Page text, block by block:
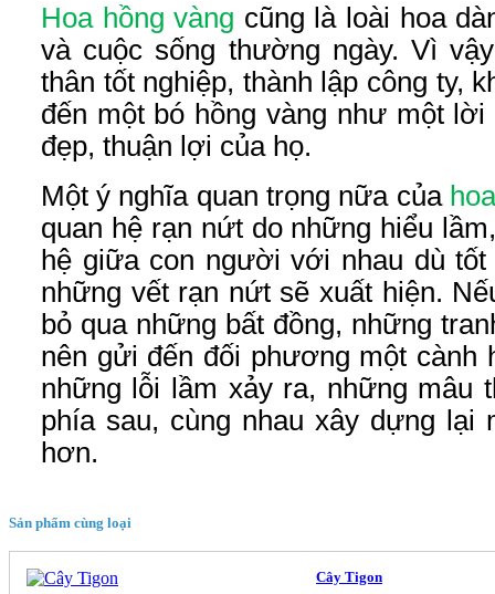
Hoa hồng vàng cũng là loài hoa
và cuộc sống thường ngày. Vì
thân tốt nghiệp, thành lập công ty,
đến một bó hồng vàng như một
đẹp, thuận lợi của họ.
Một ý nghĩa quan trọng nữa của
quan hệ rạn nứt do những hiểu
hệ giữa con người với nhau dù
những vết rạn nứt sẽ xuất hiện.
bỏ qua những bất đồng, những
nên gửi đến đối phương một cành
những lỗi lầm xảy ra, những mâu
phía sau, cùng nhau xây dựng
hơn.
Sản phẩm cùng loại
Cây Tigon